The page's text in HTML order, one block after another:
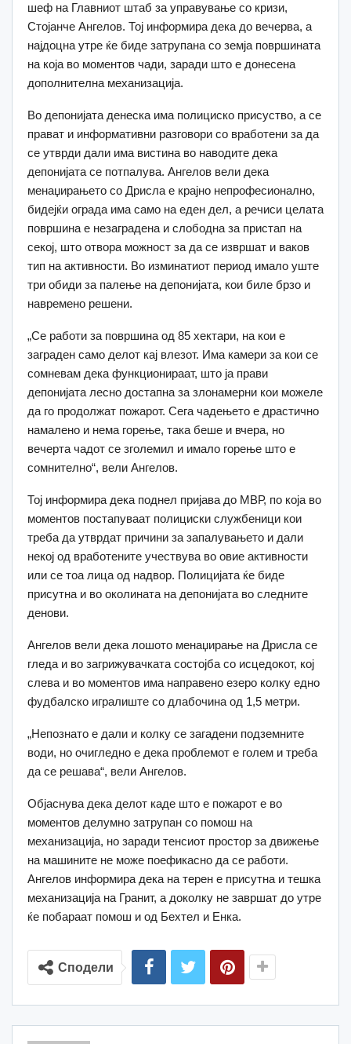
шеф на Главниот штаб за управување со кризи,
Стојанче Ангелов. Тој информира дека до вечерва, а
најдоцна утре ќе биде затрупана со земја површината
на која во моментов чади, заради што е донесена
дополнителна механизација.
Во депонијата денеска има полициско присуство, а се
прават и информативни разговори со вработени за да
се утврди дали има вистина во наводите дека
депонијата се потпалува. Ангелов вели дека
менаџирањето со Дрисла е крајно непрофесионално,
бидејќи ограда има само на еден дел, а речиси целата
површина е незаградена и слободна за пристап на
секој, што отвора можност за да се извршат и ваков
тип на активности. Во изминатиот период имало уште
три обиди за палење на депонијата, кои биле брзо и
навремено решени.
„Се работи за површина од 85 хектари, на кои е
заграден само делот кај влезот. Има камери за кои се
сомневам дека функционираат, што ја прави
депонијата лесно достапна за злонамерни кои можеле
да го продолжат пожарот. Сега чадењето е драстично
намалено и нема горење, така беше и вчера, но
вечерта чадот се зголемил и имало горење што е
сомнително“, вели Ангелов.
Тој информира дека поднел пријава до МВР, по која во
моментов постапуваат полициски службеници кои
треба да утврдат причини за запалувањето и дали
некој од вработените учествува во овие активности
или се тоа лица од надвор. Полицијата ќе биде
присутна и во околината на депонијата во следните
денови.
Ангелов вели дека лошото менаџирање на Дрисла се
гледа и во загрижувачката состојба со исцедокот, кој
слева и во моментов има направено езеро колку едно
фудбалско игралиште со длабочина од 1,5 метри.
„Непознато е дали и колку се загадени подземните
води, но очигледно е дека проблемот е голем и треба
да се решава“, вели Ангелов.
Објаснува дека делот каде што е пожарот е во
моментов делумно затрупан со помош на
механизација, но заради тенсиот простор за движење
на машините не може поефикасно да се работи.
Ангелов информира дека на терен е присутна и тешка
механизација на Гранит, а доколку не завршат до утре
ќе побараат помош и од Бехтел и Енка.
Сподели